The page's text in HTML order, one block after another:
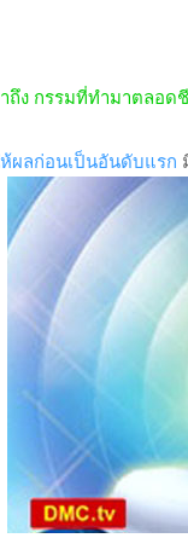
ถึง กรรมที่ทำมาตลอ
ผลก่อนเป็นอันดับแรก